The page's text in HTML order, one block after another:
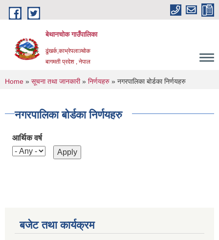
Skip to main content
बेथानचोक गाउँपालिका
ढुंखर्क,काभ्रेपलाञ्चाेक
बागमती प्रदेश , नेपाल
You are here
Home » सूचना तथा जानकारी» निर्णयहरु » नगरपालिका बोर्डका निर्णयहरु
नगरपालिका बोर्डका निर्णयहरु
आर्थिक वर्ष
बजेट तथा कार्यक्रम